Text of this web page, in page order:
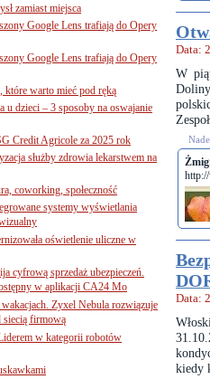
Data:
W
Data:
kiedy
zamiast miejsca
Google Lens trafiają do Opery
Google Lens trafiają do Opery
które warto mieć pod ręką
u dzieci – 3 sposoby na oswajanie
Credit Agricole za 2025 rok
służby zdrowia lekarstwem na
coworking, społeczność
systemy wyświetlania
oświetlenie uliczne w
cyfrową sprzedaż ubezpieczeń.
w aplikacji CA24 Mo
wakacjach. Zyxel Nebula rozwiązuje
siecią firmową
w kategorii robotów